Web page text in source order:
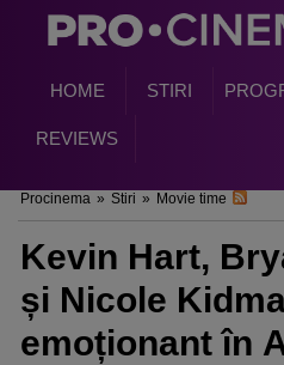
HOME STIRI
REVIEWS
Procinema » Stiri » Movie time
Kevin Hart,
și Nicole
emoționant în